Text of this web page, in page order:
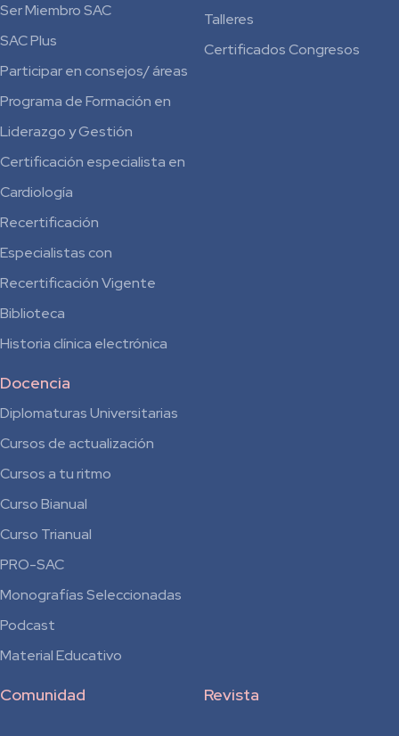
Ser Miembro SAC
SAC Plus
Participar en consejos/ áreas
Programa de Formación en
Liderazgo y Gestión
Certificación especialista en
Cardiología
Recertificación
Especialistas con
Recertificación Vigente
Biblioteca
Historia clínica electrónica
Docencia
Diplomaturas Universitarias
Cursos de actualización
Cursos a tu ritmo
Curso Bianual
para
Residentes
Curso Trianual
PRO-SAC
Monografías Seleccionadas
Podcast
Material Educativo
Talleres
Certificados Congresos
Revista
Comunidad